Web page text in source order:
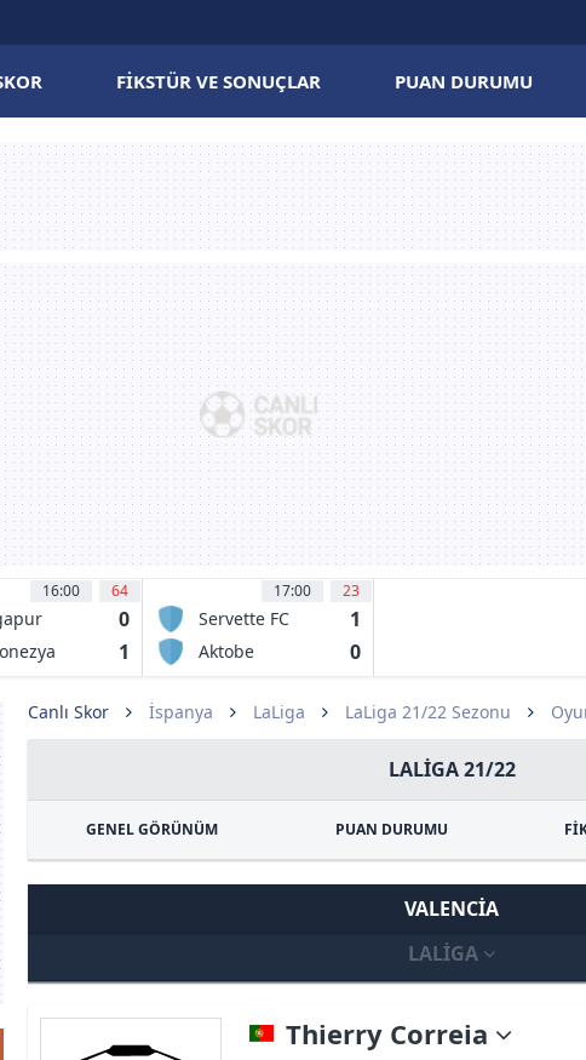
FIKSTÜR VE SONUÇLAR PUAN DURUMU
16:00 64
0
1
17:00 23
Servette FC
Chenois
1
Aktobe 0
Canlı Skor İspanya LaLiga LaLiga 21/22 Sezonu
LALIGA 21/22
GENEL GÖRÜNÜM PUAN DURUMU
VALENCIA
LALIGA
Thierry Correia